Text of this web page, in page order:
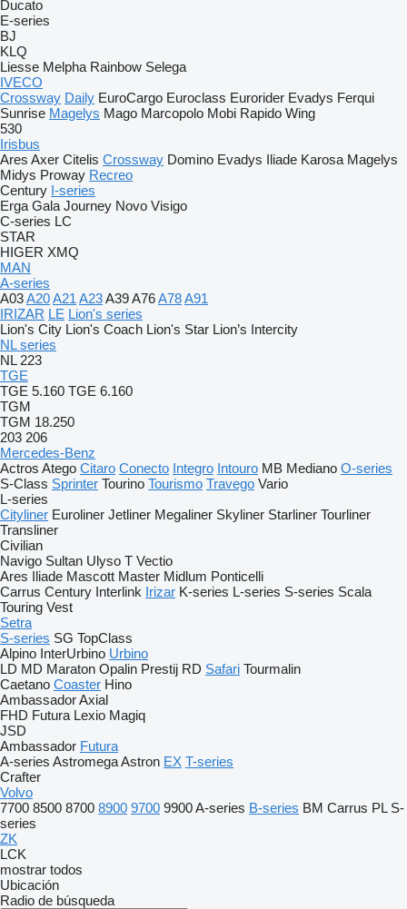
Ducato
E-series
BJ
KLQ
Liesse Melpha Rainbow Selega
IVECO
Crossway Daily EuroCargo Euroclass Eurorider Evadys Ferqui
Sunrise Magelys Mago Marcopolo Mobi Rapido Wing
530
Irisbus
Ares Axer Citelis Crossway Domino Evadys Iliade Karosa Magelys
Midys Proway Recreo
Century I-series
Erga Gala Journey Novo Visigo
C-series LC
STAR
HIGER XMQ
MAN
A-series
A03A20A21 A23A39A76A78A91
IRIZAR LE Lion's series
Lion's City Lion's Coach Lion's Star Lion’s Intercity
NL series
NL 223
TGE
TGE 5.160 TGE 6.160
TGM
TGM 18.250
203 206
Mercedes-Benz
Actros Atego Citaro Conecto Integro Intouro MB Mediano O-series
S-Class Sprinter Tourino Tourismo Travego Vario
L-series
Cityliner Euroliner Jetliner Megaliner Skyliner Starliner Tourliner
Transliner
Civilian
Navigo Sultan Ulyso T Vectio
Ares Iliade Mascott Master Midlum Ponticelli
Carrus Century Interlink Irizar K-series L-series S-series Scala
Touring Vest
Setra
S-series SG TopClass
Alpino InterUrbino Urbino
LD MD Maraton Opalin Prestij RD Safari Tourmalin
Caetano Coaster Hino
AmbassadorAxial
FHD Futura Lexio Magiq
JSD
Ambassador Futura
A-series AstromegaAstron EX T-series
Crafter
Volvo
7700 8500 8700 8900 9700 9900A-series B-series BM Carrus PL S-
series
ZK
LCK
mostrar todos
Ubicación
Radio de búsqueda